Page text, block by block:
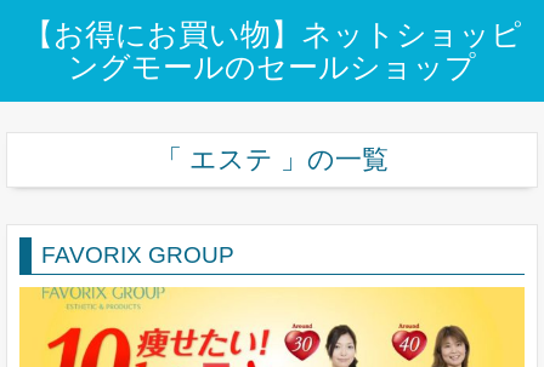
【お得にお買い物】ネットショッピ
ングモールのセールショップ
「 エステ 」の一覧
FAVORIX GROUP